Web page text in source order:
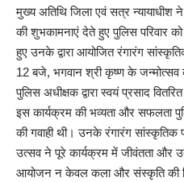
मुख्य अतिथि जिला एवं सत्र न्यायाधीश
की शुभकामनाएं देते हुए पुलिस परिवार
हुए उनके द्वारा आयोजित रंगारंग
12 बजे, भगवान श्री कृष्ण के जन्मोत्सव
पुलिस अधीक्षक द्वारा स्वयं प्रसाद
इस कार्यक्रम की भव्यता और सफलता
की गवाही थी। उनके रंगारंग सांस्कृतिक
उत्सव ने पूरे कार्यक्रम में जीवंतता और
आयोजन न केवल कला और संस्कृति की